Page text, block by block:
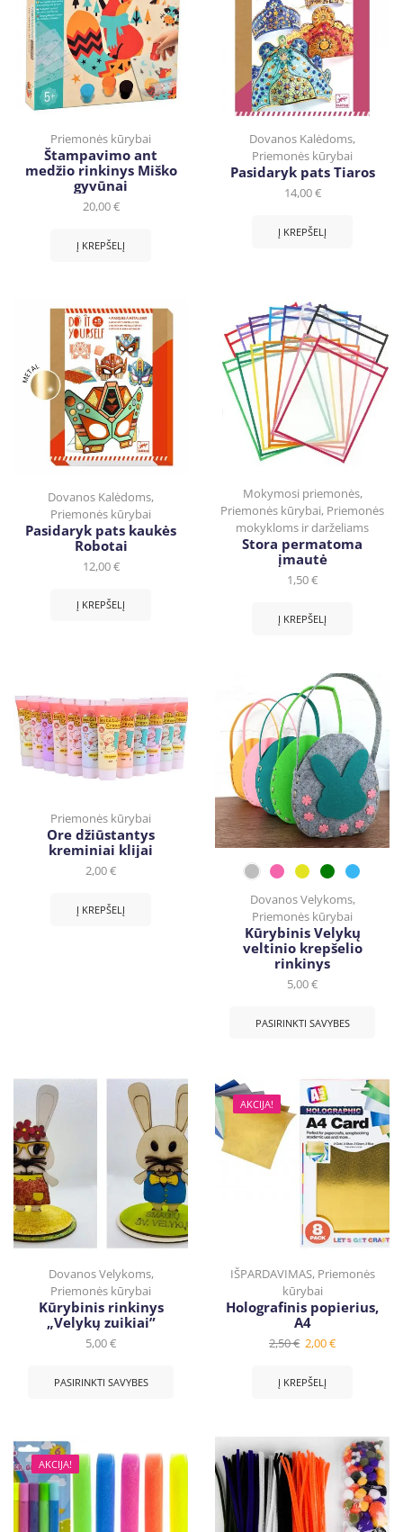
Priemonės kūrybai
Štampavimo ant
medžio rinkinys Miško
gyvūnai
20,00€
Į KREPŠELĮ
Dovanos Kalėdoms,
Priemonės kūrybai
Pasidaryk pats Tiaros
14,00€
Į KREPŠELĮ
Dovanos Kalėdoms,
Priemonės kūrybai
Pasidaryk pats kaukės
Robotai
12,00€
Į KREPŠELĮ
Mokymosi priemonės,
Priemonės kūrybai, Priemonės
mokykloms ir darželiams
Stora permatoma
įmautė
1,50€
Į KREPŠELĮ
Priemonės kūrybai
Ore džiūstantys
kreminiai klijai
2,00€
Į KREPŠELĮ
Dovanos Velykoms,
Priemonės kūrybai
Kūrybinis Velykų
veltinio krepšelio
rinkinys
5,00€
PASIRINKTI SAVYBES
Dovanos Velykoms,
Priemonės kūrybai
Kūrybinis rinkinys
„Velykų zuikiai”
5,00€
PASIRINKTI SAVYBES
AKCIJA!
IŠPARDAVIMAS, Priemonės
kūrybai
Holografinis popierius,
A4
2,50€ 2,00€
Į KREPŠELĮ
AKCIJA!